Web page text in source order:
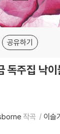
공유하기
독주집 낙
작곡 이슬